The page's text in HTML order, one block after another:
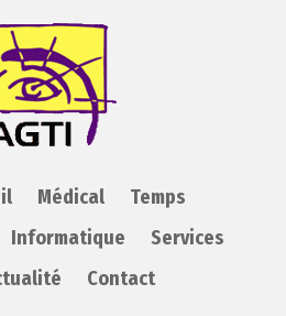
AGTI
Médical
Temps
Informatique
Services
Contact